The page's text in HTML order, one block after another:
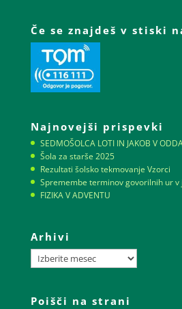
Če se znajdeš v stiski
Najnovejši prispevki
SEDMOŠOLCA LOTI IN JAKOB V
Šola za starše 2025
Rezultati šolsko tekmovanje Vzorci
Spremembe terminov govorilnih ur v
FIZIKA V ADVENTU
Arhivi
Arhivi
Poišči na strani